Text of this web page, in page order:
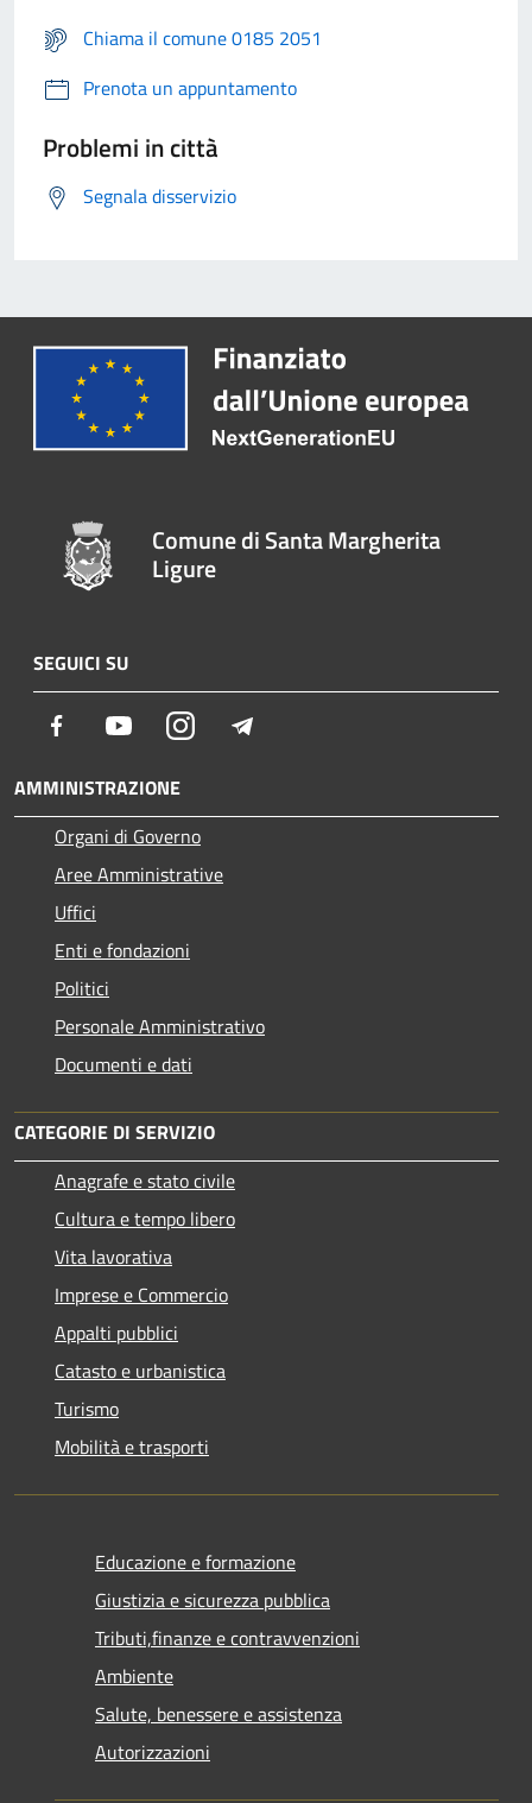
Chiama il comune 0185 2051
Prenota un appuntamento
Problemi in città
Segnala disservizio
Comune di Santa Margherita
Ligure
SEGUICI SU
Facebook YoutubeInstagram
AMMINISTRAZIONE
Organi di Governo
Aree Amministrative
Uffici
Enti e fondazioni
Politici
Personale Amministrativo
Documenti e dati
CATEGORIE DI SERVIZIO
Anagrafe e stato civile
Cultura e tempo libero
Vita lavorativa
Imprese e Commercio
Appalti pubblici
Catasto e urbanistica
Turismo
Mobilità e trasporti
Educazione e formazione
Giustizia e sicurezza pubblica
Tributi,finanze e contravvenzioni
Ambiente
Salute, benessere e assistenza
Autorizzazioni